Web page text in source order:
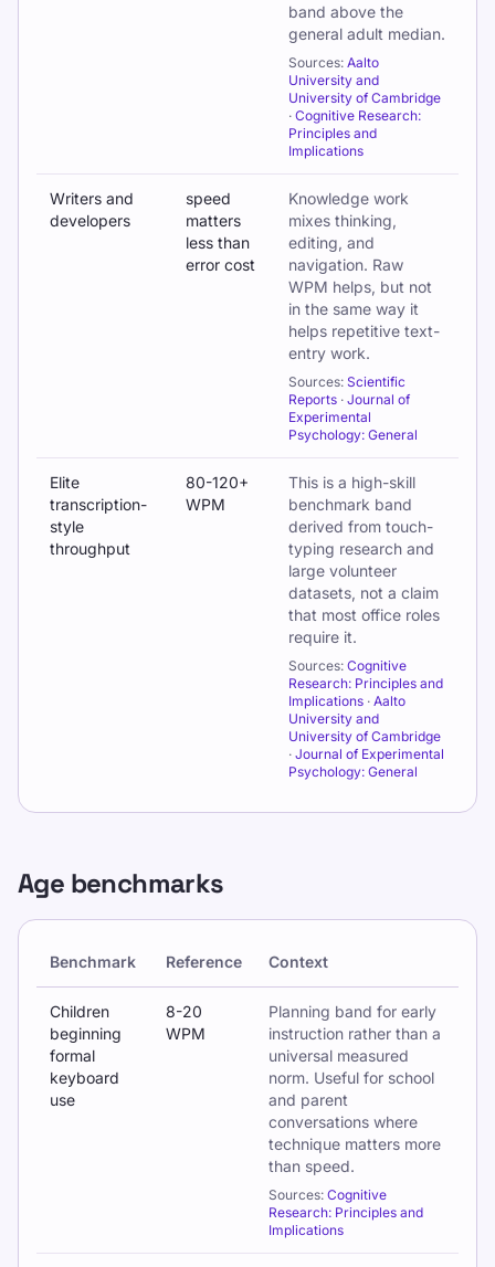
band above the
general adult median.
Sources: Aalto
University and
University of Cambridge
· Cognitive Research:
Principles and
Implications
Writers and
developers
speed
matters
less than
error cost
Knowledge work
mixes thinking,
editing, and
navigation. Raw
WPM helps, but not
in the same way it
helps repetitive text-
entry work.
Sources: Scientific
Reports · Journal of
Experimental
Psychology: General
Elite
transcription-
style
throughput
80-120+
WPM
This is a high-skill
benchmark band
derived from touch-
typing research and
large volunteer
datasets, not a claim
that most office roles
require it.
Sources: Cognitive
Research: Principles and
Implications · Aalto
University and
University of Cambridge
· Journal of Experimental
Psychology: General
Age benchmarks
Benchmark Reference Context
Children
beginning
formal
keyboard
use
8-20
WPM
Planning band for early
instruction rather than a
universal measured
norm. Useful for school
and parent
conversations where
technique matters more
than speed.
Sources: Cognitive
Research: Principles and
Implications